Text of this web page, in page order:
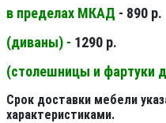
в пределах МКАД - 890 р.
(диваны) - 1290 р.
(столешницы и фартуки
Срок доставки мебели
характеристиками.